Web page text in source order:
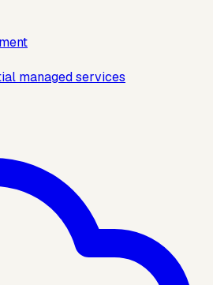
managed services